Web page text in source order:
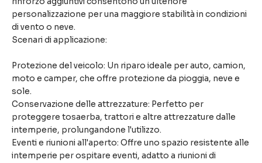
personalizzazione per una maggiore stabilità in condizioni
di vento o neve.
Scenari di applicazione:
Protezione del veicolo: Un riparo ideale per auto, camion,
moto e camper, che offre protezione da pioggia, neve e
sole.
Conservazione delle attrezzature: Perfetto per
proteggere tosaerba, trattori e altre attrezzature dalle
intemperie, prolungandone l'utilizzo.
Eventi e riunioni all'aperto: Offre uno spazio resistente alle
intemperie per ospitare eventi, adatto a riunioni di